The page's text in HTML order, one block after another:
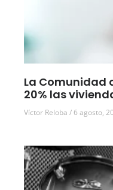
La Comunidad
20% las
Víctor Reloba 6 agosto,